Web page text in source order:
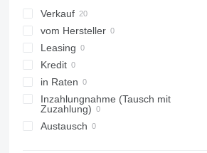
Verkauf
vom Hersteller
Leasing
Kredit
in Raten
Inzahlungnahme (Tausch mit
Zuzahlung)
Austausch